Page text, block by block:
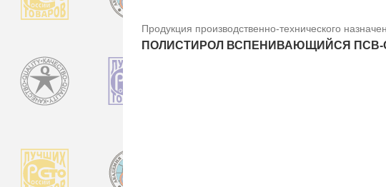
Продукция производственно-технического
ПОЛИСТИРОЛ ВСПЕНИВАЮЩИЙСЯ ПСВ-